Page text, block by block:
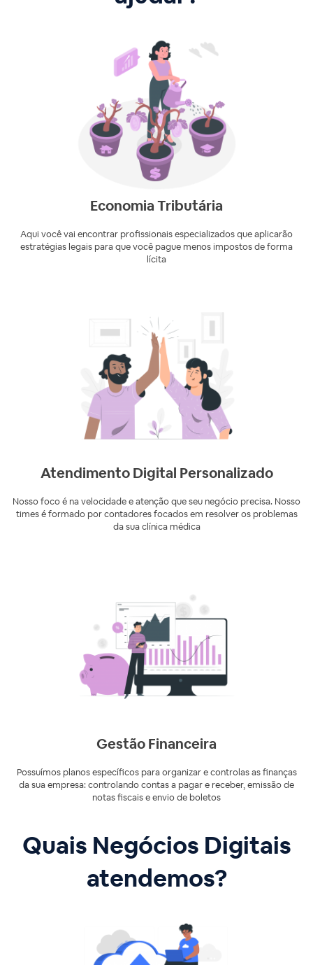
Economia Tributária
Aqui você vai encontrar profissionais especializados que aplicarão
estratégias legais para que você pague menos impostos de forma
lícita
Atendimento Digital Personalizado
Nosso foco é na velocidade e atenção que seu negócio precisa. Nosso
times é formado por contadores focados em resolver os problemas
da sua clínica médica
Gestão Financeira
Possuímos planos específicos para organizar e controlas as finanças
da sua empresa: controlando contas a pagar e receber, emissão de
notas fiscais e envio de boletos
Quais Negócios Digitais
atendemos?